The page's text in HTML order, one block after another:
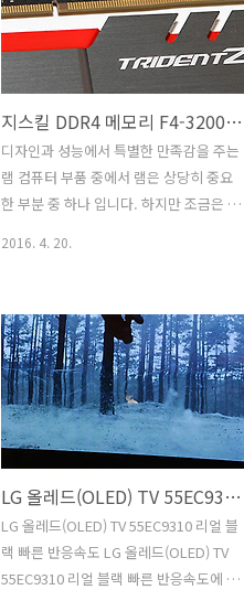
변환해서 쓰면 되는데요. DP TO HDMI
2.0 엑티브 어댑터는 내부에 칩셋이 내장
되어 보통의 저렴한 어댑터 경우 HDMI
1.4 변환이 고작이지만 이것은 2.0으로 변
환이 가능 합니다. UHD 모니터를 쓴다면
그리고 그래픽카드가 HDMI 2.0을 지원하
지 않는다면 써볼만 합니다. 또는 여러대
의 모니터를 연결할 때에도 써볼만 하죠.
지스킬 DDR4 메모리 F4-3200C16D XMP 게임성능
디자인과 성능에서 특별한 만족감을 주는
램 컴퓨터 부품 중에서 램은 상당히 중요
한 부분 중 하나 입니다. 하지만 조금은 소
라는 수식어를 붙여도 부족하지 않을 정
도로 상당히 고급스러운 외형을 갖추고
있습니다. DDR4로 넘어가면서 기존
DDR3 보다 클럭도 많이 높아졌습니다.
지스킬 DDR4 메모리 쓰기 전에 DDR3 메
모리를 썼었는데요. 상당히 고클럭 메모
리를 비싸게 주고 샀던 기억이 있습니다.
이제는 고클럭의 메모리를 좀 더 쉽게 사
용할 수 있게 되었습니다. 보통 램은 싼것
을 선택한다고 생각하는 분들도 많지만
램이 빨라지면 램을 많이 활용하는 작업
2016. 4. 20.
LG 올레드(OLED) TV 55EC9310 리얼 블랙 빠른 반응속도
LG 올레드(OLED) TV 55EC9310 리얼 블
랙 빠른 반응속도 LG 올레드(OLED) TV
55EC9310 리얼 블랙 빠른 반응속도에 대